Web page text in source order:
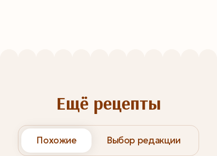
Ещё рецепты
Похожие Выбор редакции